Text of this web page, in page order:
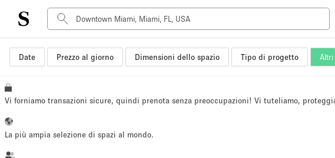
Date Prezzo al giorno Dimensioni dello spazio Tipo di progetto
Tipo di spazio Acquista Condividi
Boutique/negozio
Vi forniamo transazioni sicure, quindi prenota senza preoccupazioni! Vi tuteliamo,
La più ampia selezione di spazi al mondo.